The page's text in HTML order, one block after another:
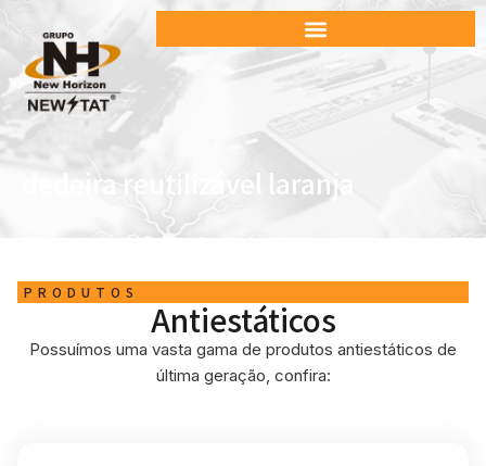
dedeira reutilizável laranja
PRODUTOS
Antiestáticos
Possuímos uma vasta gama de produtos antiestáticos de
última geração, confira: